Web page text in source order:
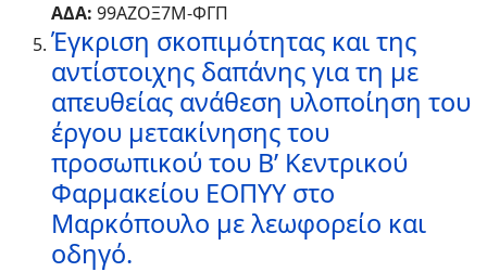
ΑΔΑ: 99ΑΖΟΞ7Μ-ΦΓΠ
Έγκριση σκοπιμότητας και της
αντίστοιχης δαπάνης για τη με
απευθείας ανάθεση υλοποίηση του
έργου μετακίνησης του
προσωπικού του Β’ Κεντρικού
Φαρμακείου ΕΟΠΥΥ στο
Μαρκόπουλο με λεωφορείο και
οδηγό.